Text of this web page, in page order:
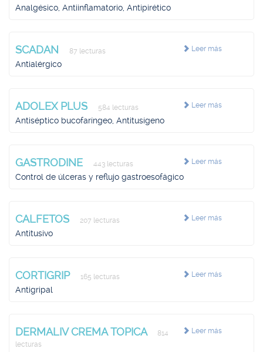
Analgésico, Antiinflamatorio, Antipirético
Leer más
SCADAN 87 lecturas
Antialérgico
Leer más
ADOLEX PLUS 584 lecturas
Antiséptico bucofaríngeo, Antitusígeno
Leer más
GASTRODINE 443 lecturas
Control de úlceras y reflujo gastroesofágico
Leer más
CALFETOS 207 lecturas
Antitusivo
Leer más
CORTIGRIP 165 lecturas
Antigripal
Leer más
DERMALIV CREMA TOPICA
814
lecturas